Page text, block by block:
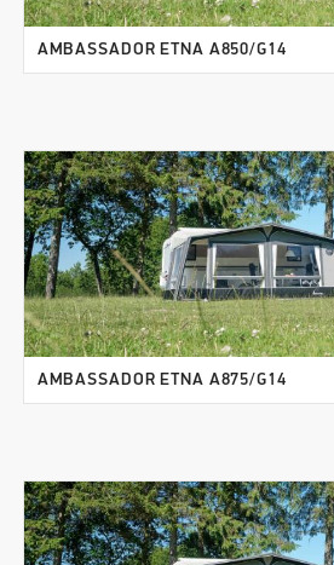
AMBASSADOR ETNA A850/G14
AMBASSADOR ETNA A875/G14